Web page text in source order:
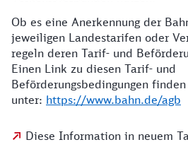
Ob es eine Anerkennung der
jeweiligen Landestarifen oder
regeln deren Tarif- und
Einen Link zu diesen Tarif- und
Beförderungsbedingungen finden
unter: https://www.bahn.de/agb
Diese Information in neuem